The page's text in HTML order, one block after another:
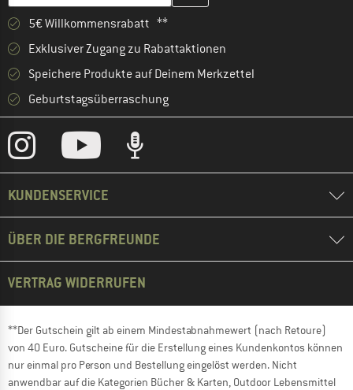
5€ Willkommensrabatt **
Exklusiver Zugang zu Rabattaktionen
Speichere Produkte auf Deinem Merkzettel
Geburtstagsüberraschung
KUNDENSERVICE
ÜBER DIE BERGFREUNDE
VERTRAG WIDERRUFEN
**Der Gutschein gilt ab einem Mindestabnahmewert (nach Retoure)
von 40 Euro. Gutscheine für die Erstellung eines Kundenkontos können
nur einmal pro Person und Bestellung eingelöst werden. Nicht
anwendbar auf die Kategorien Bücher & Karten, Outdoor Lebensmittel